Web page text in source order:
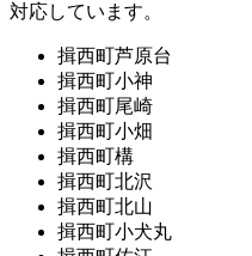
対応しています。
揖西町芦原台
揖西町小神
揖西町尾崎
揖西町小畑
揖西町構
揖西町北沢
揖西町北山
揖西町小犬丸